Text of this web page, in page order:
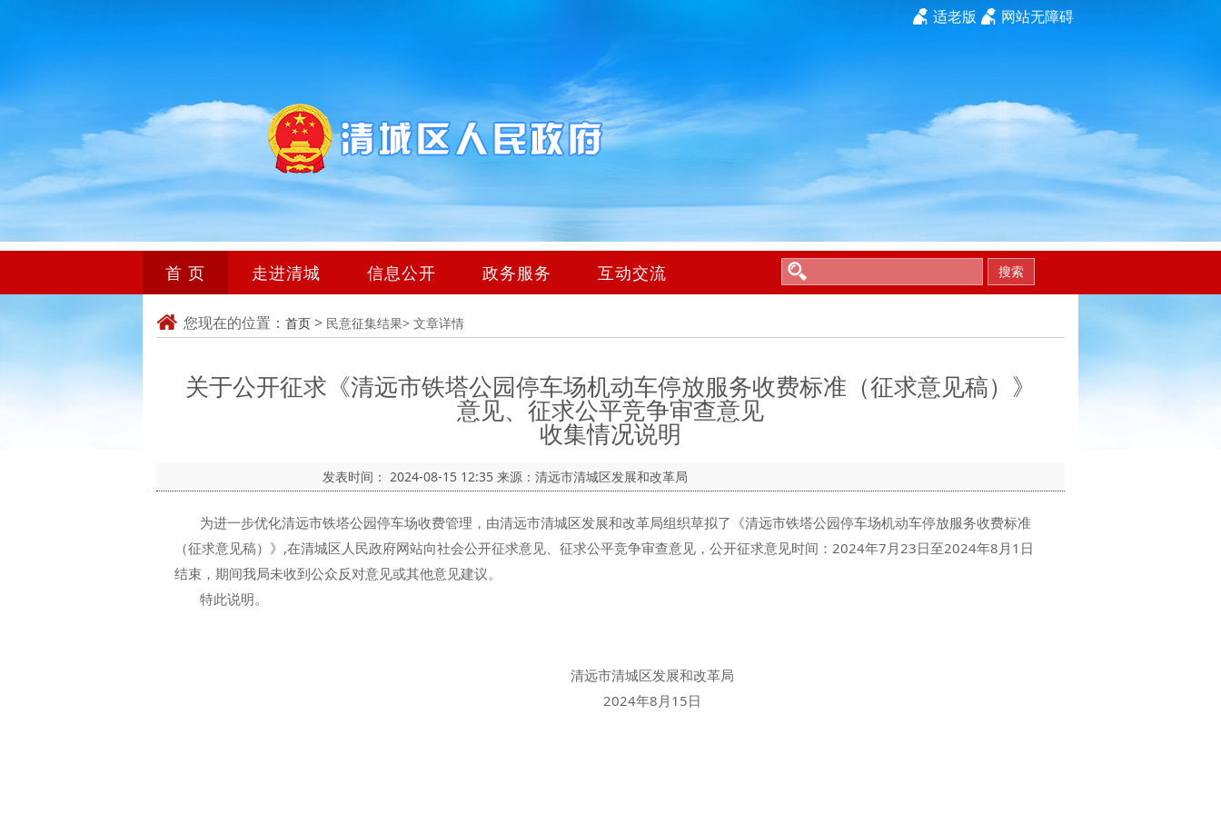
网站无障碍
适老版
首 页 走进清城 信息公开 政务服务 互动交流 搜索
您现在的位置： 首页 > 民意征集结果> 文章详情
关于公开征求《清远市铁塔公园停车场机动车停放服务收费标准（征求意见稿）》
意见、征求公平竞争审查意见
收集情况说明
发表时间： 2024-08-15 12:35 来源：清远市清城区发展和改革局
为进一步优化清远市铁塔公园停车场收费管理，由清远市清城区发展和改革局组织草拟了《清远市铁塔公园停车场机动车停放服务收费标准
（征求意见稿）》,在清城区人民政府网站向社会公开征求意见、征求公平竞争审查意见，公开征求意见时间：2024年7月23日至2024年8月1日
结束，期间我局未收到公众反对意见或其他意见建议。
特此说明。
清远市清城区发展和改革局
2024年8月15日